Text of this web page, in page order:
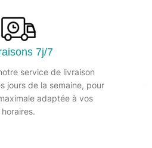
7j/7
service de livraison
jours de la semaine, pour
adaptée à vos
horaires.